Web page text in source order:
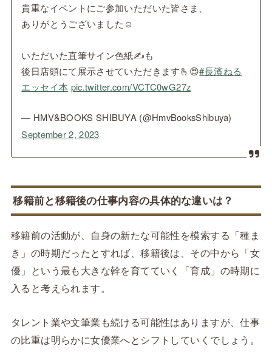
貴重なイベントにご参加いただいた皆さま、
ありがとうございました☺️
いただいた直筆サイン色紙✍️も
後日店頭にて展示させていただきます🫰😍#長濱ねる
エッセイ本 pic.twitter.com/VCTC0wG27z
— HMV&BOOKS SHIBUYA (@HmvBooksShibuya)
September 2, 2023
移籍前と移籍後の仕事内容の具体的な違いは？
移籍前の活動が、自身の新たな可能性を模索する「種ま
き」の時期だったとすれば、移籍後は、その中から「女
優」という最も大きな幹を育てていく「育成」の時期に
入ると考えられます。
タレント業や文筆業も続ける可能性はありますが、仕事
の比重は明らかに女優業へとシフトしていくでしょう。